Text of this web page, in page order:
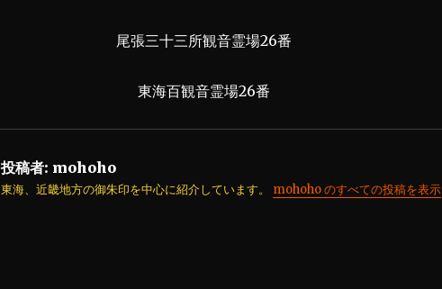
尾張三十三所観音霊場26番
東海百観音霊場26番
投稿者: mohoho
東海、近畿地方の御朱印を中心に紹介しています。 mohoho のすべての投稿を表示